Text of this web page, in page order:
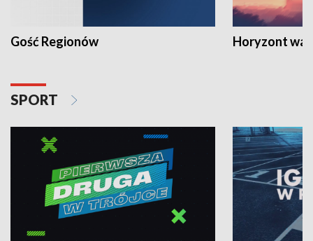
Gość Regionów Horyzont
SPORT